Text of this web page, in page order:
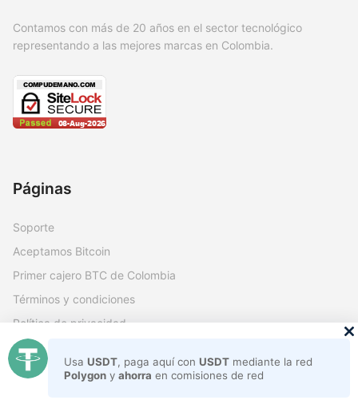
Contamos con más de 20 años en el sector tecnológico
representando a las mejores marcas en Colombia.
Páginas
Soporte
Aceptamos Bitcoin
Primer cajero BTC de Colombia
Términos y condiciones
Política de privacidad
Mapa del sitio
Usa USDT, paga aquí con USDT mediante la red
Polygon y ahorra en comisiones de red